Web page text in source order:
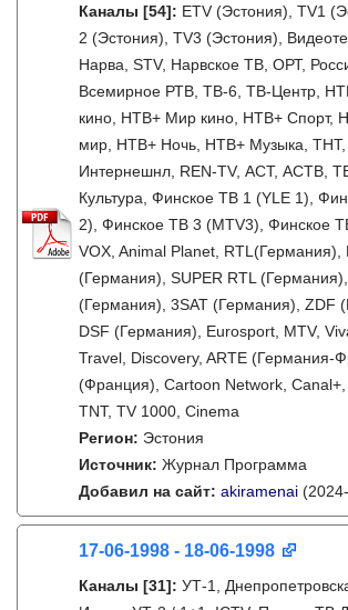
Каналы [54]: ETV (Эстония), TV1
2 (Эстония), TV3 (Эстония),
Нарва, STV, Нарвское ТВ, ОРТ,
Всемирное РТВ, ТВ-6, ТВ-Центр,
кино, НТВ+ Мир кино, НТВ+ Спорт,
мир, НТВ+ Ночь, НТВ+ Музыка,
Интернешнл, REN-TV, АСТ, АСТВ,
Культура, Финское ТВ 1 (YLE 1),
2), Финское ТВ 3 (MTV3), Финское
VOX, Animal Planet, RTL(Германия),
(Германия), SUPER RTL (Германия),
(Германия), 3SAT (Германия), ZDF
DSF (Германия), Eurosport, MTV,
Travel, Discovery, ARTE (Германия-
(Франция), Cartoon Network, Canal+,
TNT, TV 1000, Cinema
Регион: Эстония
Источник: Журнал Программа
Добавил на сайт: akiramenai
17-06-1998 - 18-06-1998
Каналы [31]: УТ-1,